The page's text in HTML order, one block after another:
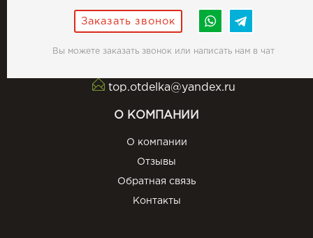
Заказать звонок
Вы можете заказать звонок или написать нам в чат
top.otdelka@yandex.ru
О КОМПАНИИ
О компании
Отзывы
Обратная связь
Контакты